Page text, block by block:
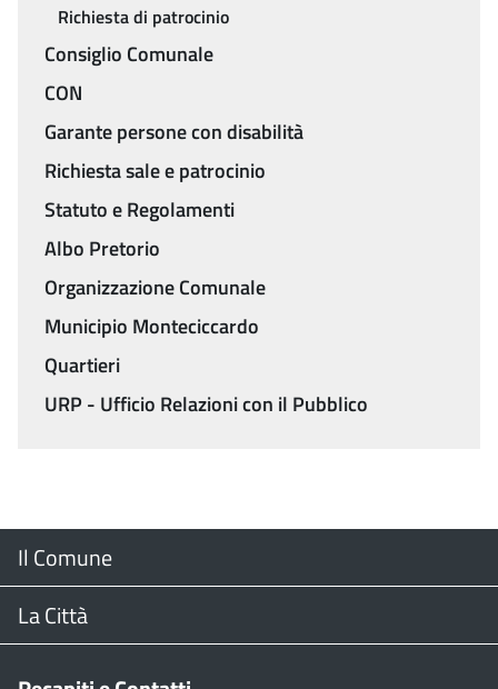
Richiesta di patrocinio
Consiglio Comunale
CON
Garante persone con disabilità
Richiesta sale e patrocinio
Statuto e Regolamenti
Albo Pretorio
Organizzazione Comunale
Municipio Monteciccardo
Quartieri
URP - Ufficio Relazioni con il Pubblico
Menu
Footer
Il Comune
Il Sindaco
La Città